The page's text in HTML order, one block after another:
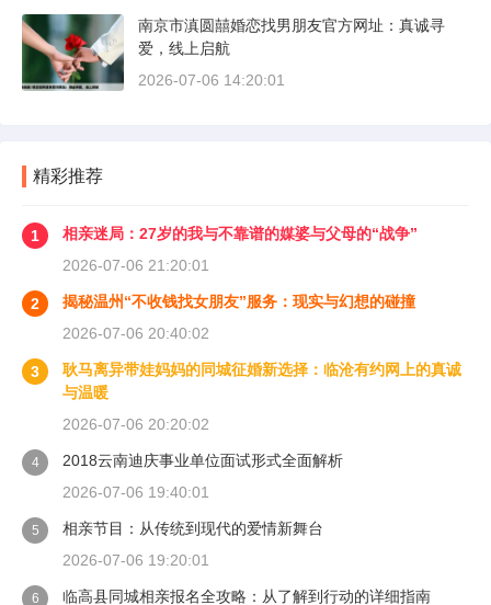
南京市滇圆囍婚恋找男朋友官方网址：真诚寻
爱，线上启航
2026-07-06 14:20:01
精彩推荐
1
相亲迷局：27岁的我与不靠谱的媒婆与父母的“战争”
2026-07-06 21:20:01
2
揭秘温州“不收钱找女朋友”服务：现实与幻想的碰撞
2026-07-06 20:40:02
3
耿马离异带娃妈妈的同城征婚新选择：临沧有约网上的真诚
与温暖
2026-07-06 20:20:02
4
2018云南迪庆事业单位面试形式全面解析
2026-07-06 19:40:01
5
相亲节目：从传统到现代的爱情新舞台
2026-07-06 19:20:01
6 临高县同城相亲报名全攻略：从了解到行动的详细指南